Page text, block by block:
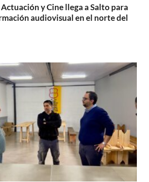
y Cine llega a Salto para
audiovisual en el norte del